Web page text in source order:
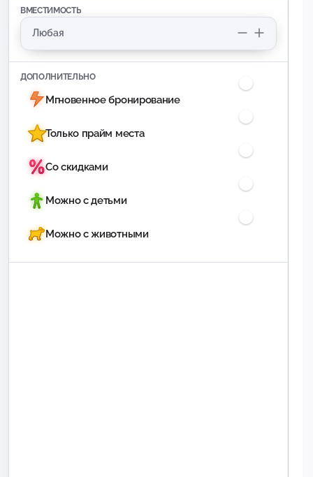
ВМЕСТИМОСТЬ
ДОПОЛНИТЕЛЬНО
Мгновенное бронирование
Только прайм места
Со скидками
Можно с детьми
Можно с животными